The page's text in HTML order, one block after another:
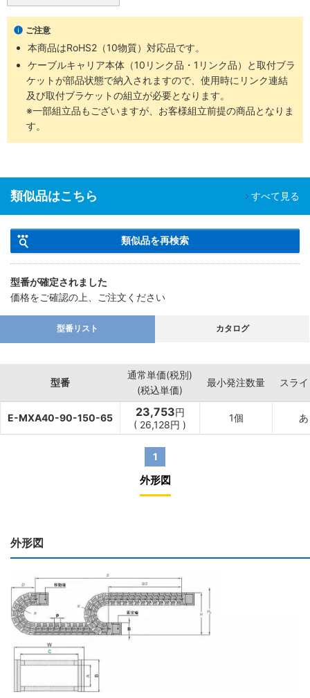
ご注意
本商品はRoHS2（10物質）対応品です。
ケーブルキャリア本体（10リンク品・1リンク品）と取付ブラ
ケットが部品状態で納入されますので、使用時にリンク連結
及び取付ブラケットの組立が必要となります。
※一部組立品もございますが、お客様組立前提の商品となりま
す。
類似品はこちら すべて見る
類似品を再検索
型番が確定されました
価格をご確認の上、ご注文ください
型番リスト カタログ
型番
通常単価(税別)
(税込単価)
最小発注数量 スラ
E-MXA40-90-150-65 23,753円
( 26,128円 )
1個
1
外形図
外形図